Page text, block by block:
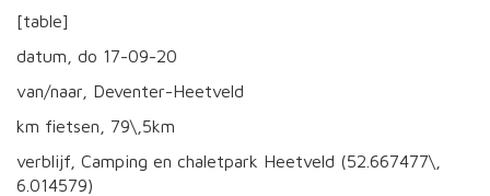
[table]
datum, do 17-09-20
van/naar, Deventer-Heetveld
km fietsen, 79\,5km
verblijf, Camping en chaletpark Heetveld (52.667477\,
6.014579)